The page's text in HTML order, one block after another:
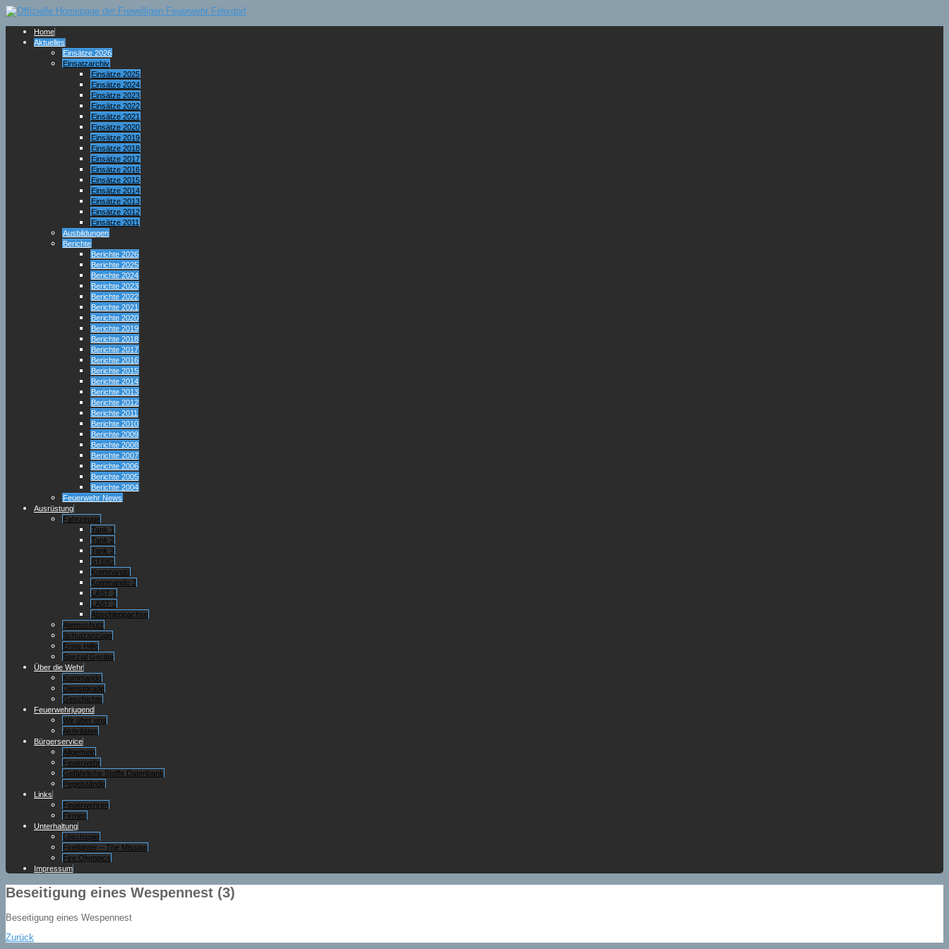
Home
Aktuelles
Einsätze 2026
Einsatzarchiv
Einsätze 2025
Einsätze 2024
Einsätze 2023
Einsätze 2022
Einsätze 2021
Einsätze 2020
Einsätze 2019
Einsätze 2018
Einsätze 2017
Einsätze 2016
Einsätze 2015
Einsätze 2014
Einsätze 2013
Einsätze 2012
Einsätze 2011
Ausbildungen
Berichte
Berichte 2026
Berichte 2025
Berichte 2024
Berichte 2023
Berichte 2022
Berichte 2021
Berichte 2020
Berichte 2019
Berichte 2018
Berichte 2017
Berichte 2016
Berichte 2015
Berichte 2014
Berichte 2013
Berichte 2012
Berichte 2011
Berichte 2010
Berichte 2009
Berichte 2008
Berichte 2007
Berichte 2006
Berichte 2005
Berichte 2004
Feuerwehr News
Ausrüstung
Fahrzeuge
Tank 1
Tank 2
Tank 3
STEIG
Kommando
Kommando 2
LAST 1
LAST 2
Abschleppachse
Atemschutz
Schutzanzüge
Erste Hilfe
Spezial Geräte
Über die Wehr
Kommando
Dienstgrade
Geschichte
Feuerwehrjugend
Wir über uns
Aktivitäten
Bürgerservice
Allgemein
Feuerwehr
Gefährliche Stoffe Datenbank
Pegelstände
Links
Feuerwehren
Firmen
Unterhaltung
Löschspiel
Firefighter – The Mission
Fire Olympics
Impressum
Beseitigung eines Wespennest (3)
Beseitigung eines Wespennest
Zurück